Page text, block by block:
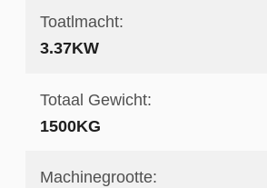
Toatlmacht:
3.37KW
Totaal Gewicht:
1500KG
Machinegrootte: